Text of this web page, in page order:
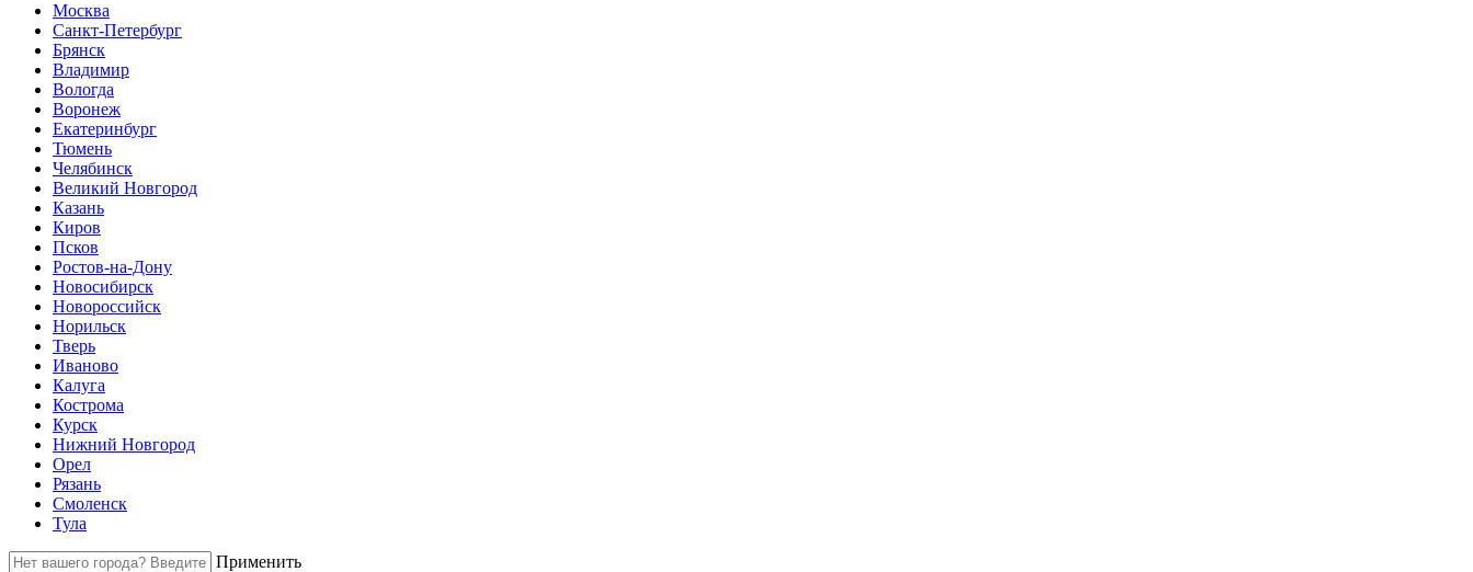
Москва
Санкт-Петербург
Брянск
Владимир
Вологда
Воронеж
Екатеринбург
Тюмень
Челябинск
Великий Новгород
Казань
Киров
Псков
Ростов-на-Дону
Новосибирск
Новороссийск
Норильск
Тверь
Иваново
Калуга
Кострома
Курск
Нижний Новгород
Орел
Рязань
Смоленск
Тула
Применить